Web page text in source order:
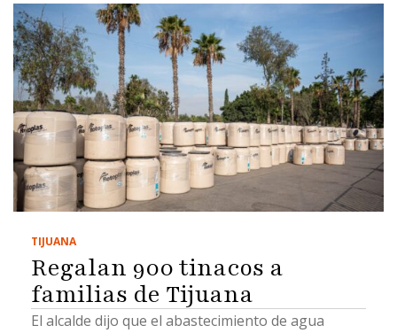
TIJUANA
Regalan 900 tinacos a
familias de Tijuana
El alcalde dijo que el abastecimiento de agua